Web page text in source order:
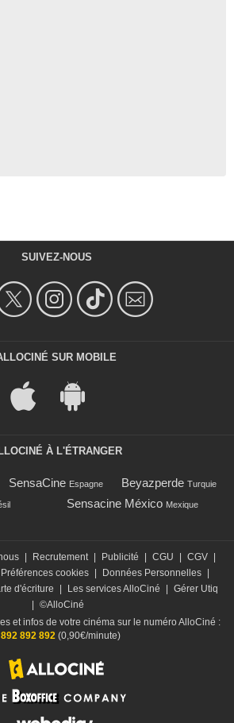
SUIVEZ-NOUS
SUR MOBILE
À L'ÉTRANGER
SensaCine Espagne Beyazperde Turquie
Sensacine México Mexique
Recrutement Publicité CGU CGV
Préférences cookies Données Personnelles
d'écriture Les services AlloCiné
Gérer Utiq
©AlloCiné
et infos de votre cinéma sur le numéro AlloCiné :
892 892(0,90€/minute)